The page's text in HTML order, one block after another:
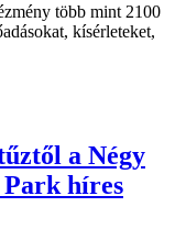
több mint 2100
kísérleteket,
a Négy
Park híres